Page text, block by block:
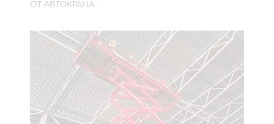
ОТ АВТОКРАНА